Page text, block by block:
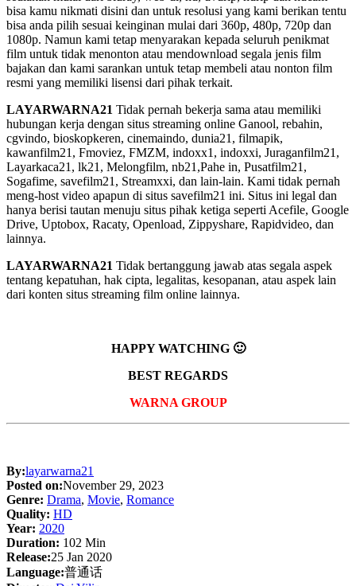
bisa kamu nikmati disini dan untuk resolusi yang kami berikan tentu
bisa anda pilih sesuai keinginan mulai dari 360p, 480p, 720p dan
1080p. Namun kami tetap menyarakan kepada seluruh penikmat
film untuk tidak menonton atau mendownload segala jenis film
bajakan dan kami sarankan untuk tetap membeli atau nonton film
resmi yang memiliki lisensi dari pihak terkait.
LAYARWARNA21 Tidak pernah bekerja sama atau memiliki
hubungan kerja dengan situs streaming online Ganool, rebahin,
cgvindo, bioskopkeren, cinemaindo, dunia21, filmapik,
kawanfilm21, Fmoviez, FMZM, indoxx1, indoxxi, Juraganfilm21,
Layarkaca21, lk21, Melongfilm, nb21,Pahe in, Pusatfilm21,
Sogafime, savefilm21, Streamxxi, dan lain-lain. Kami tidak pernah
meng-host video apapun di situs savefilm21 ini. Situs ini legal dan
hanya berisi tautan menuju situs pihak ketiga seperti Acefile, Google
Drive, Uptobox, Racaty, Openload, Zippyshare, Rapidvideo, dan
lainnya.
LAYARWARNA21 Tidak bertanggung jawab atas segala aspek
tentang kepatuhan, hak cipta, legalitas, kesopanan, atau aspek lain
dari konten situs streaming film online lainnya.
HAPPY WATCHING 🙂
BEST REGARDS
WARNA GROUP
By:layarwarna21
Posted on:November 29, 2023
Genre: Drama, Movie, Romance
Quality: HD
Year: 2020
Duration: 102 Min
Release:25 Jan 2020
Language:普通话